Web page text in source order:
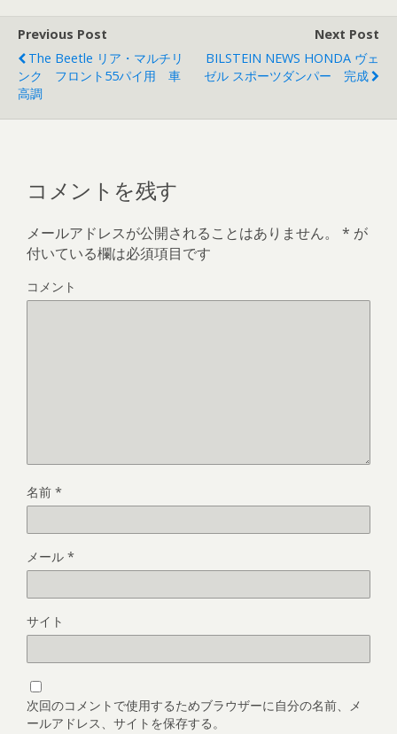
Previous Post
The Beetle リア・マルチリ
ンク フロント55パイ用 車
高調
Next Post
BILSTEIN NEWS HONDA ヴェ
ゼル スポーツダンパー 完成
コメントを残す
メールアドレスが公開されることはありません。 * が
付いている欄は必須項目です
コメント
名前 *
メール *
サイト
次回のコメントで使用するためブラウザーに自分の名前、メ
ールアドレス、サイトを保存する。